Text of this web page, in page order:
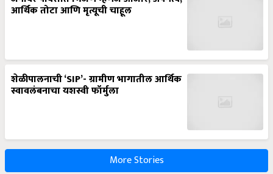
आर्थिक तोटा आणि मृत्यूची चाहूल
शेळीपालनाची ‘SIP’- ग्रामीण भागातील आर्थिक
स्वावलंबनाचा यशस्वी फॉर्मुला
More Stories